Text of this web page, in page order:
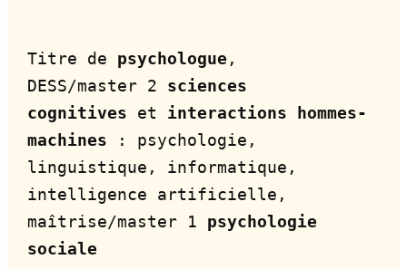
Titre de psychologue ,
DESS/master 2 sciences
cognitives et interactions hommes-
machines : psychologie,
linguistique, informatique,
intelligence artificielle,
maîtrise/master 1 psychologie
sociale